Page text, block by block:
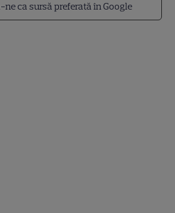
ne ca sursă preferată în Google